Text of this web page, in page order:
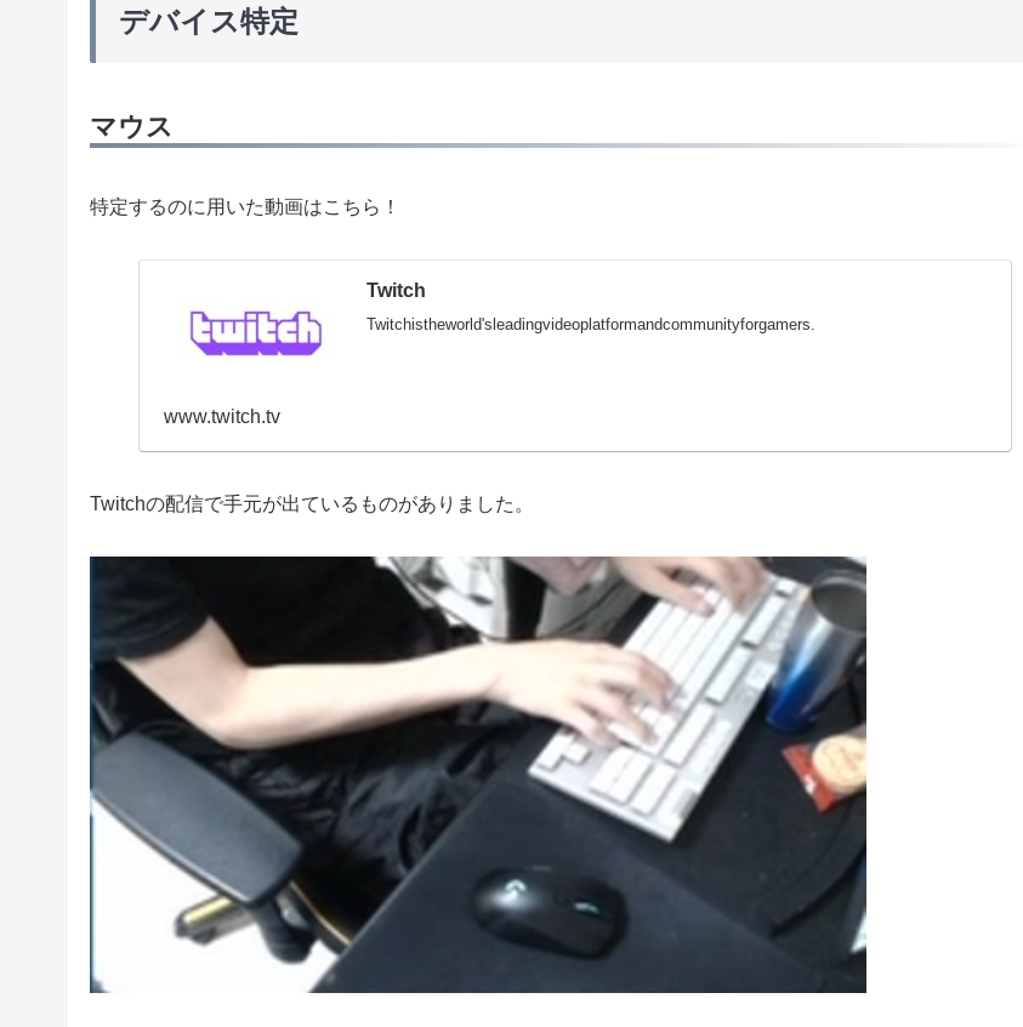
デバイス特定
マウス
特定するのに用いた動画はこちら！
Twitch
Twitchistheworld'sleadingvideoplatformandcommunityforgamers.
www.twitch.tv
Twitchの配信で手元が出ているものがありました。